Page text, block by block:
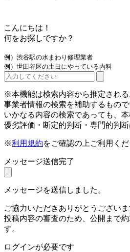
こんにちは！
何をお探しですか？
例）渋谷駅の水まわり修理業者
例）世田谷区の土日にやっている内科
※本機能は検索内容から推定される
事業者情報の検索を補助するもので
いかなる内容の検索であっても、
優劣評価・断定的判断・専門的判断
※利用規約をご確認の上ご利用く
メッセージ送信完了
メッセージを送信しました。
ご協力いただきありがとうございま
投稿内容の審査のため、公開まで
す。
ログインが必要です